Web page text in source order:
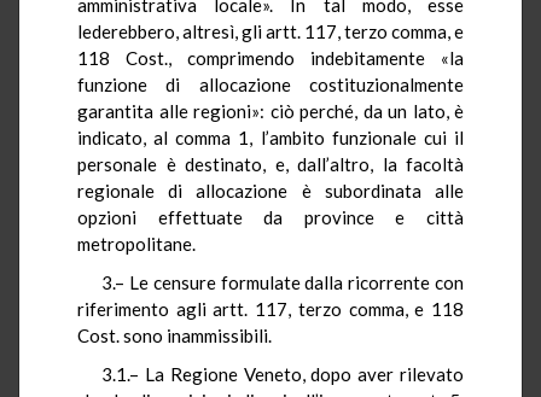
amministrativa locale». In tal modo, esse
lederebbero, altresì, gli artt. 117, terzo comma, e
118 Cost., comprimendo indebitamente «la
funzione di allocazione costituzionalmente
garantita alle regioni»: ciò perché, da un lato, è
indicato, al comma 1, l’ambito funzionale cui il
personale è destinato, e, dall’altro, la facoltà
regionale di allocazione è subordinata alle
opzioni effettuate da province e città
metropolitane.
3.– Le censure formulate dalla ricorrente con
riferimento agli artt. 117, terzo comma, e 118
Cost. sono inammissibili.
3.1.– La Regione Veneto, dopo aver rilevato